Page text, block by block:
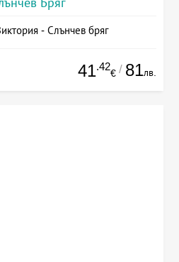
- Слънчев бряг
41.42
€ / 81лв.